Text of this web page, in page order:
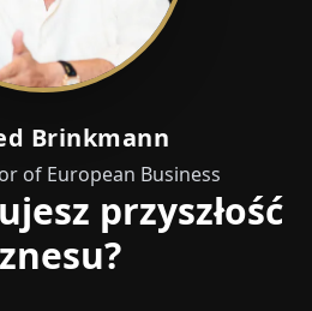
Brinkmann
of European Business
przyszłość